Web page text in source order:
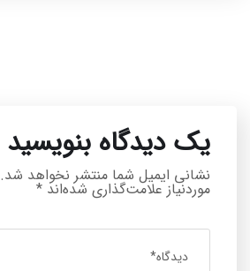
یک دیدگاه بنویسید
نشانی ایمیل شما منتشر نخواهد شد.
موردنیاز علامت‌گذاری شده‌اند *